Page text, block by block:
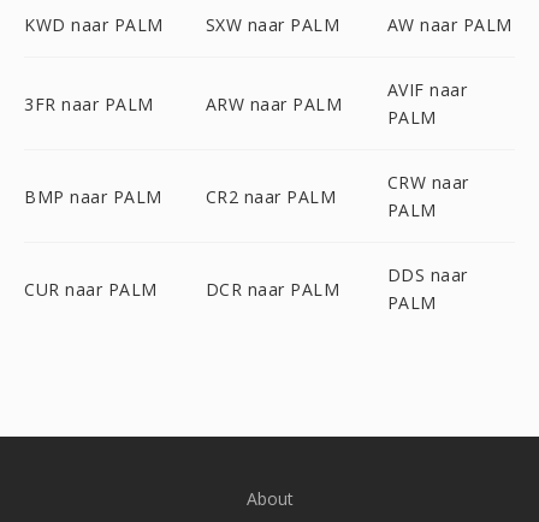
KWD naar PALM SXW naar PALM AW naar PALM
3FR naar PALM ARW naar PALM
AVIF naar
PALM
BMP naar PALM CR2 naar PALM
CRW naar
PALM
CUR naar PALM DCR naar PALM
DDS naar
PALM
About